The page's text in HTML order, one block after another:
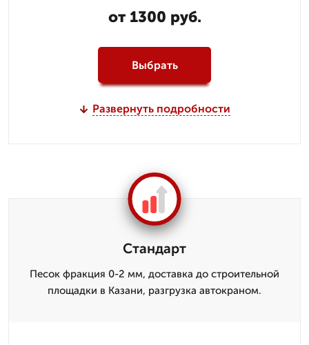
от 1300 руб.
Выбрать
Развернуть подробности
Стандарт
Песок фракция 0-2 мм, доставка до строительной
площадки в Казани, разгрузка автокраном.